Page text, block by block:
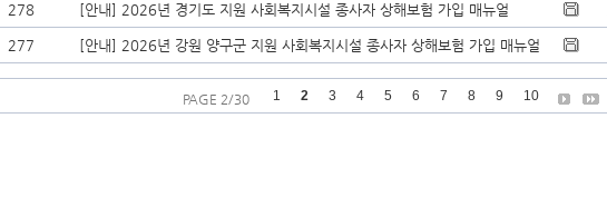
278 [안내] 2026년 경기도 지원 사회복지시설 종사자 상해보험 가입 매뉴얼
277 [안내] 2026년 강원 양구군 지원 사회복지시설 종사자 상해보험 가입 매뉴얼
PAGE 2/30 1 2 3 4 5 6 7 8 9 10